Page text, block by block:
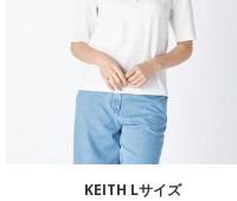
KEITH Lサイズ